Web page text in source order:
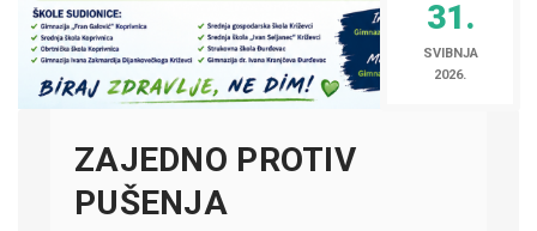
31.
SVIBNJA
2026.
ZAJEDNO PROTIV
PUŠENJA